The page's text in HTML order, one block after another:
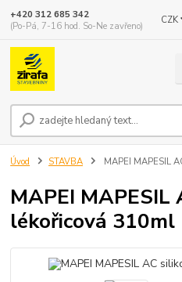
CZK
+420 312 685 342
(Po-Pá, 7-16 hod. So-Ne zavřeno)
Úvod STAVBA MAPEI MAPESIL
MAPEI MAPESIL
lékořicová 310ml